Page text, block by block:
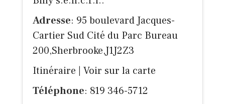
Adresse: 95 boulevard Jacques-
Cartier Sud Cité du Parc Bureau
200,Sherbrooke,J1J2Z3
Itinéraire
Voir sur la carte
Téléphone: 819 346-5712